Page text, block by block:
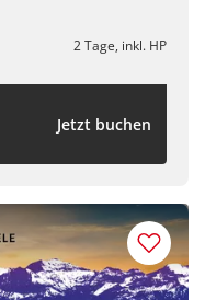
2 Tage, inkl. HP
Jetzt buchen